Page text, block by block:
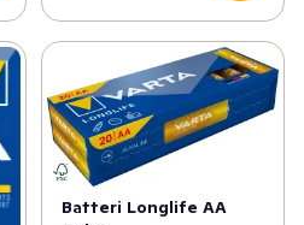
Batteri Longlife AA